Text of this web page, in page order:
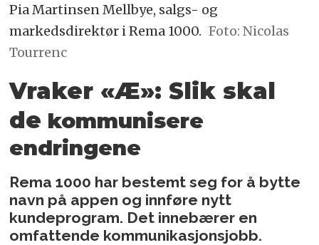
Pia Martinsen Mellbye, salgs- og
markedsdirektør i Rema 1000. Foto: Nicolas
Tourrenc
Vraker «Æ»: Slik skal
de kommunisere
endringene
Rema 1000 har bestemt seg for å bytte
navn på appen og innføre nytt
kundeprogram. Det innebærer en
omfattende kommunikasjonsjobb.